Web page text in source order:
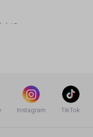
| Bergen
to Car-free
Instagram TikTok